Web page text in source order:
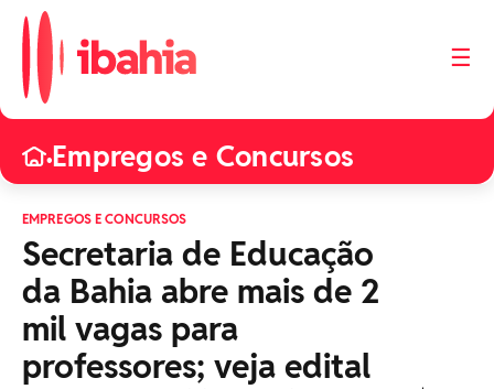
☰
•Empregos e Concursos
EMPREGOS E CONCURSOS
Secretaria de Educação
da Bahia abre mais de 2
mil vagas para
professores; veja edital